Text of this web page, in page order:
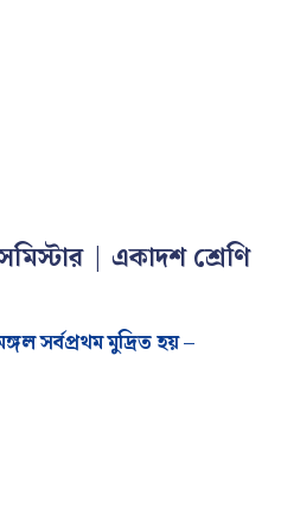
| একাদশ শ্রেণি
সর্বপ্রথম মুদ্রিত হয় –